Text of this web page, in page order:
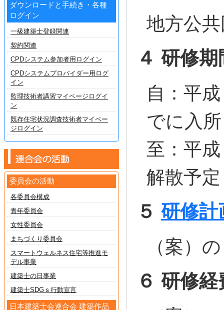
地方公
４ 研修期
自：平
でに入所
至：平
解散予定
５ 研修計
（案）
６ 研修
ダウンロードと手続き・各種
ログイン
一級建築士登録関連
契約関連
CPDシステム参加者用ログイン
CPDシステムプロバイダー用ログ
イン
監理技術者講習マイページログイ
ン
既存住宅状況調査技術者マイペー
ジログイン
委員会の活動
各委員会構成
青年委員会
女性委員会
まちづくり委員会
スマートウェルネス住宅等推進モ
デル事業
建築士の日事業
建築士SDGｓ行動宣言
日本建築士会連合会 建築作品